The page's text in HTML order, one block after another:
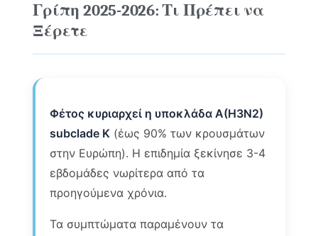
Γρίπη 2025-2026: Τι Πρέπει να
Ξέρετε
Φέτος κυριαρχεί η υποκλάδα A(H3N2)
subclade K (έως 90% των κρουσμάτων
στην Ευρώπη). Η επιδημία ξεκίνησε 3-4
εβδομάδες νωρίτερα από τα
προηγούμενα χρόνια.
Τα συμπτώματα παραμένουν τα